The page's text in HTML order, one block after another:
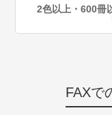
2色以上・600冊
FAXで